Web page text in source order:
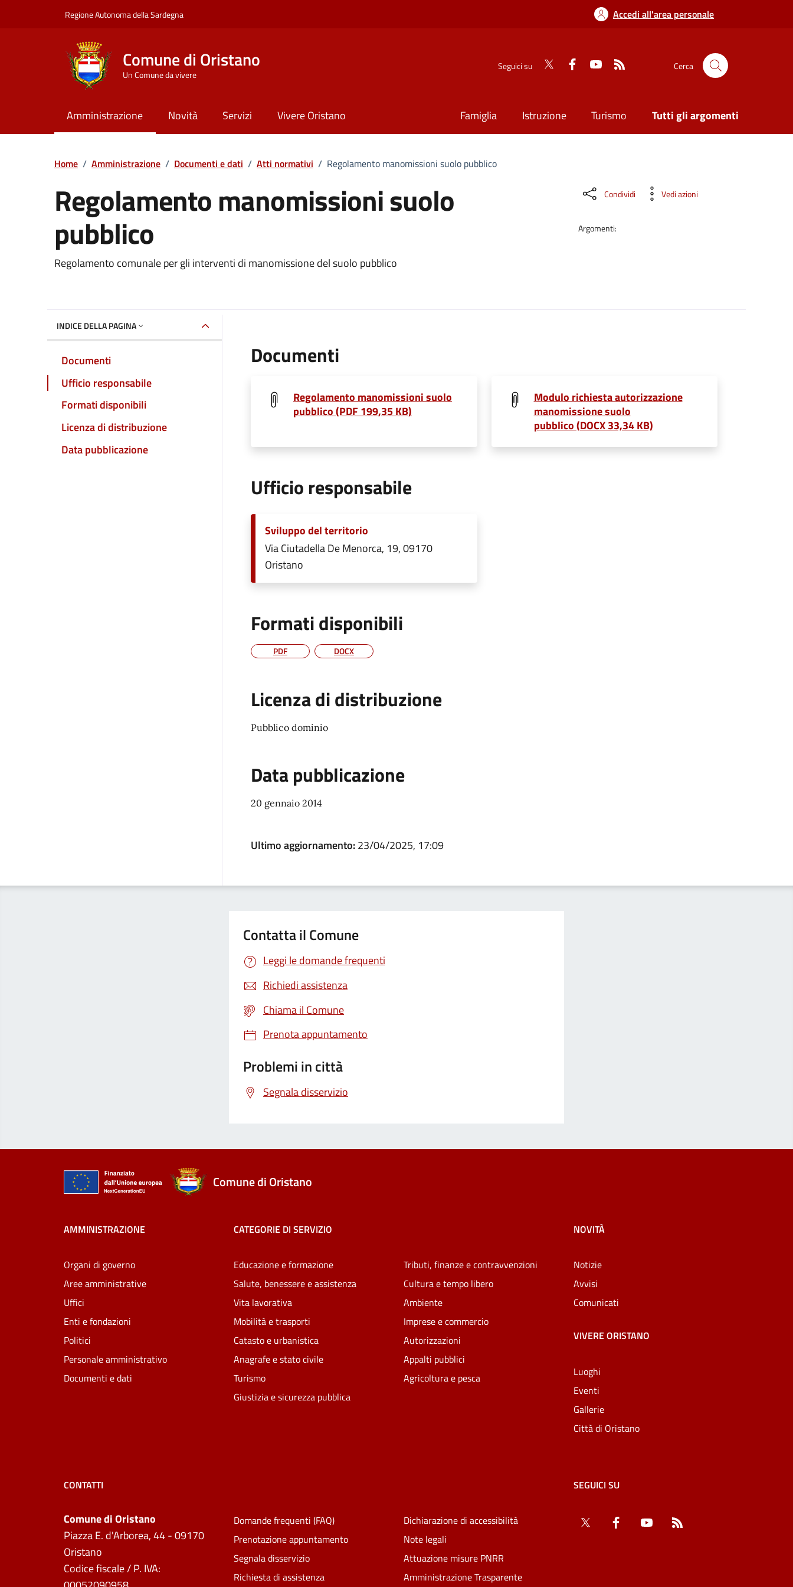
Regione Autonoma della Sardegna Accedi all'area personale
Comune di Oristano
Un Comune da vivere
Seguici su Cerca
Amministrazione Novità Servizi Vivere Oristano Famiglia Istruzione Turismo Tutti gli argomenti
Home / Amministrazione / Documenti e dati / Atti normativi / Regolamento manomissioni suolo pubblico
Regolamento manomissioni suolo
pubblico
Dettaglio del documento
Regolamento comunale per gli interventi di manomissione del suolo pubblico
Condividi Vedi azioni
Argomenti:
INDICE DELLA PAGINA
Documenti
Ufficio responsabile
Formati disponibili
Licenza di distribuzione
Data pubblicazione
Documenti
Regolamento manomissioni suolo
pubblico (PDF 199,35 KB)
Modulo richiesta autorizzazione
manomissione suolo
pubblico (DOCX 33,34 KB)
Ufficio responsabile
Sviluppo del territorio
Via Ciutadella De Menorca, 19, 09170
Oristano
Formati disponibili
PDF DOCX
Licenza di distribuzione
Pubblico dominio
Data pubblicazione
20 gennaio 2014
Ultimo aggiornamento:23/04/2025, 17:09
Contatta il Comune
Leggi le domande frequenti
Richiedi assistenza
Chiama il Comune
Prenota appuntamento
Problemi in città
Segnala disservizio
Comune di Oristano
AMMINISTRAZIONE
Organi di governo
Aree amministrative
Uffici
Enti e fondazioni
Politici
Personale amministrativo
Documenti e dati
CATEGORIE DI SERVIZIO
Educazione e formazione
Salute, benessere e assistenza
Vita lavorativa
Mobilità e trasporti
Catasto e urbanistica
Anagrafe e stato civile
Turismo
Giustizia e sicurezza pubblica
Tributi, finanze e contravvenzioni
Cultura e tempo libero
Ambiente
Imprese e commercio
Autorizzazioni
Appalti pubblici
Agricoltura e pesca
NOVITÀ
Notizie
Avvisi
Comunicati
VIVERE ORISTANO
Luoghi
Eventi
Gallerie
Città di Oristano
CONTATTI
Comune di Oristano
Piazza E. d'Arborea, 44 - 09170
Oristano
Codice fiscale / P. IVA:
Domande frequenti (FAQ)
Prenotazione appuntamento
Segnala disservizio
Richiesta di assistenza
Dichiarazione di accessibilità
Note legali
Attuazione misure PNRR
Amministrazione Trasparente
SEGUICI SU
Twitter Facebook YouTube